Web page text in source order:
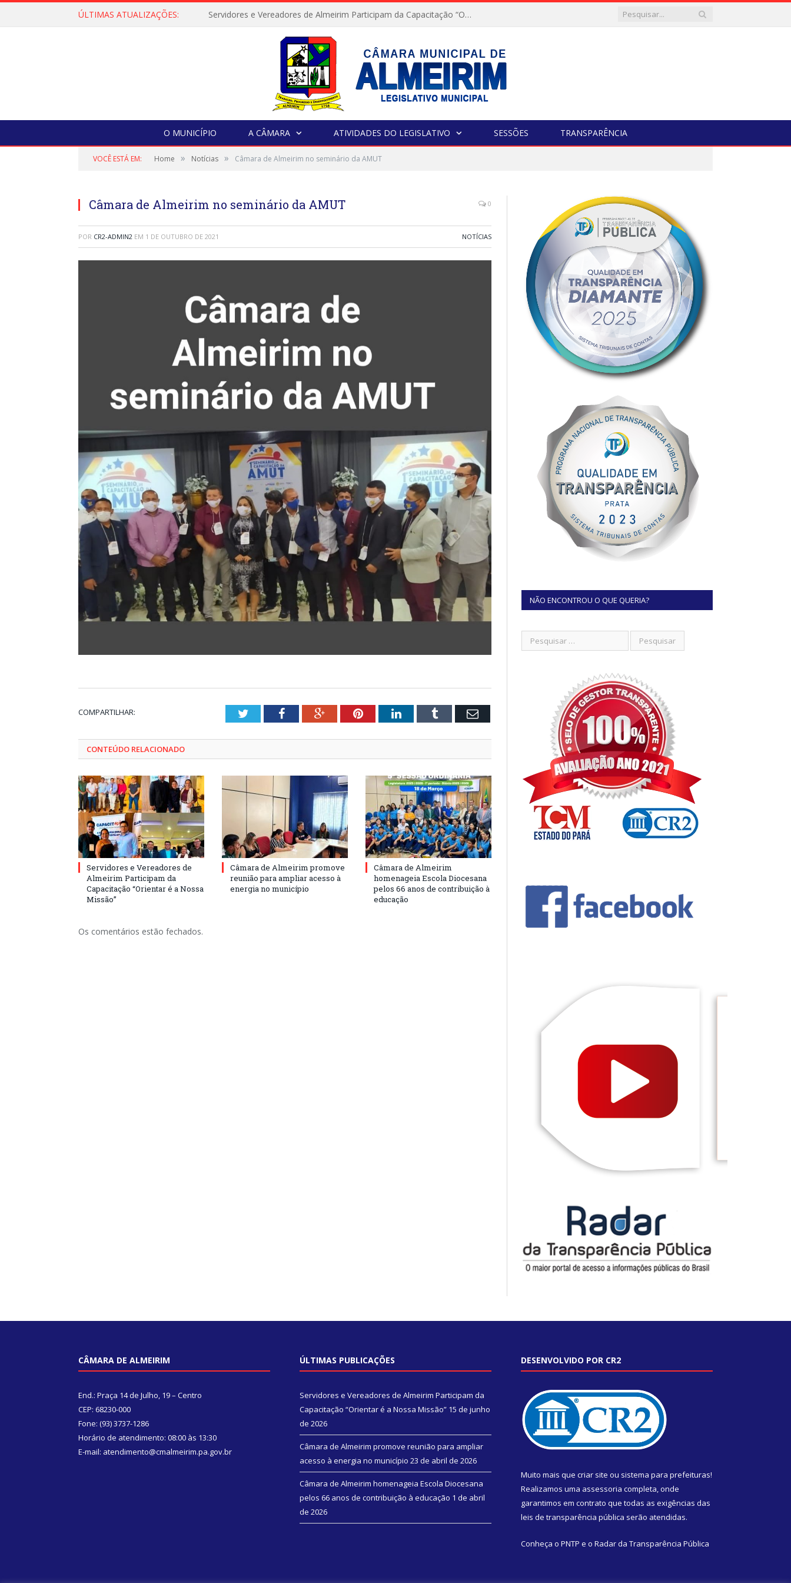
ÚLTIMAS ATUALIZAÇÕES: Servidores e Vereadores de Almeirim Participam da Capacitação “Orientar é a Nossa Missão”
O MUNICÍPIO A CÂMARA ATIVIDADES DO LEGISLATIVO SESSÕES TRANSPARÊNCIA
VOCÊ ESTÁ EM: Home » Notícias » Câmara de Almeirim no seminário da AMUT
Câmara de Almeirim no seminário da AMUT 0
POR CR2-ADMIN2 EM 1 DE OUTUBRO DE 2021 NOTÍCIAS
COMPARTILHAR: TwitterFacebookGoogle+PinterestLinkedInTumblr Email
CONTEÚDO RELACIONADO
Servidores e Vereadores de
Almeirim Participam da
Capacitação “Orientar é a Nossa
Missão”
Câmara de Almeirim promove
reunião para ampliar acesso à
energia no município
Câmara de Almeirim
homenageia Escola Diocesana
pelos 66 anos de contribuição à
educação
Os comentários estão fechados.
NÃO ENCONTROU O QUE QUERIA?
CÂMARA DE ALMEIRIM
End.: Praça 14 de Julho, 19 – Centro
CEP: 68230-000
Fone: (93) 3737-1286
Horário de atendimento: 08:00 às 13:30
E-mail: atendimento@cmalmeirim.pa.gov.br
ÚLTIMAS PUBLICAÇÕES
Servidores e Vereadores de Almeirim Participam da
Capacitação “Orientar é a Nossa Missão” 15 de junho
de 2026
Câmara de Almeirim promove reunião para ampliar
acesso à energia no município 23 de abril de 2026
Câmara de Almeirim homenageia Escola Diocesana
pelos 66 anos de contribuição à educação 1 de abril
de 2026
DESENVOLVIDO POR CR2
Muito mais que criar site ou sistema para prefeituras!
Realizamos uma assessoria completa, onde
garantimos em contrato que todas as exigências das
leis de transparência pública serão atendidas.
Conheça o PNTP e o Radar da Transparência Pública